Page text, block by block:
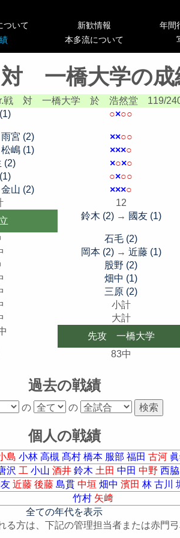
ついて 新歓情報 年間
本多流について
一橋大学の成
戦 対 一橋大学 於 浩然堂
119/
○×○○
雨宮 (2) ××○○
松嶋 (1) ×××○
(2) ×○×○
○×○○
金山 (2) ×××○
12
鈴木 (2)→ 國友 (1)
石毛 (2)
岡本 (2)→ 近藤 (1)
股野 (2)
畑中 (1)
三原 (2)
小計
大計
先攻 一橋大学
83中
過去の戦績
の の
個人の戦績
島 小林 高槻 髙村 橋本 服部 福田 古河
沢 工 小山 酒井 鈴木 土田 中田 中野 西脇
近藤 後藤 島貫 中垣 畑中 濱田 林 古川
竹村 矢﨑
全ての年代を表示
方は、下記の管理担当者または赤門弓